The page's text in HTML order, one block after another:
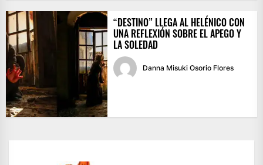
“DESTINO” LLEGA AL HELÉNICO CON
UNA REFLEXIÓN SOBRE EL APEGO Y
LA SOLEDAD
Danna Misuki Osorio Flores